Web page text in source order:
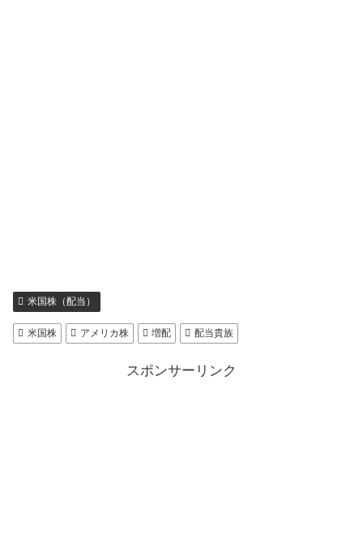
米国株（配当）
米国株 アメリカ株 増配 配当貴族
スポンサーリンク